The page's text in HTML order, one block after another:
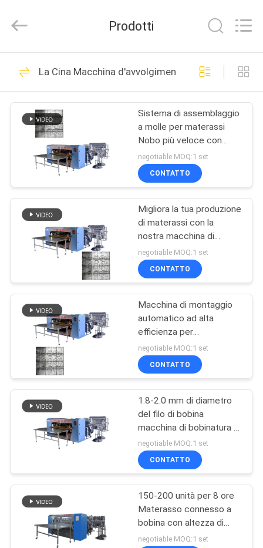
CASA
PRODOTTI
SIAMO
FATORY
TOUR
CONTROLLO
QUALITÀ
CONTATTACI
NOTIZIE
TUTTI
CASI
VR
MAPPA
Machinery
Rights
Developed
linea di produzione
del materasso
81
Macchina del bordo
del nastro del
materasso
20
Primavera del
materasso che fa
macchina
dell'Assemblea della
primavera
Prodotti
La Cina Macchina d'avvolgimento del materasso
Sistema di assemblaggio
a molle per materassi
Nobo più veloce con
elevata produttività
unitaria
negotiable MOQ:1 set
CONTATTO
Migliora la tua produzione
di materassi con la
nostra macchina di
avvolgimento di
materassi di punta
negotiable MOQ:1 set
CONTATTO
Macchina di montaggio
automatico ad alta
efficienza per
massimizzare la
produzione
negotiable MOQ:1 set
CONTATTO
1.8-2.0 mm di diametro
del filo di bobina
macchina di bobinatura a
molla superlastica
continua
negotiable MOQ:1 set
CONTATTO
150-200 unità per 8 ore
Materasso connesso a
bobina con altezza di
molla 150 mm -180 mm
negotiable MOQ:1 set